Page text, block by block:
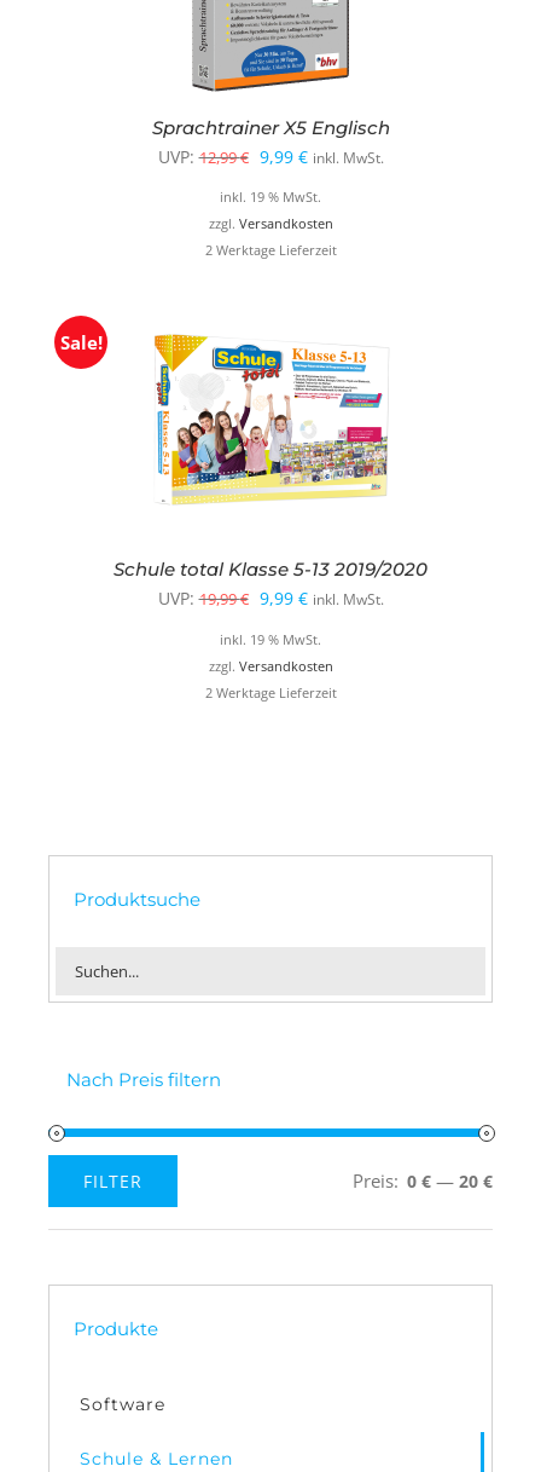
Sprachtrainer X5 Englisch
UVP: 12,99€ Ursprünglicher
Preis
war:
12,99 €
9,99 €Aktueller
Preis
ist:
9,99 €.
inkl. MwSt.
inkl. 19 % MwSt.
zzgl. Versandkosten
2 Werktage Lieferzeit
Sale!
Schule total Klasse 5-13 2019/2020
UVP: 19,99€ Ursprünglicher
Preis
war:
19,99 €
9,99 €Aktueller
Preis
ist:
9,99 €.
inkl. MwSt.
inkl. 19 % MwSt.
zzgl. Versandkosten
2 Werktage Lieferzeit
Produktsuche
Nach Preis filtern
Preis
Preis
FILTER Preis: 0 € — 20 €
Produkte
Software
Schule & Lernen